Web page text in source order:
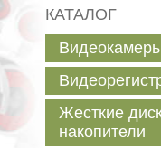
КАТАЛОГ
Жесткие
накопители